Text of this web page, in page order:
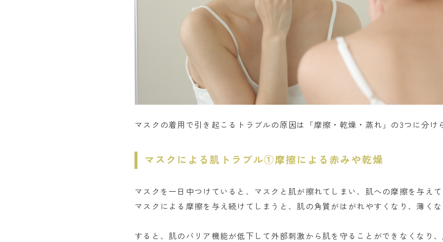
マスクの着用で引き起こるトラブルの原因は「摩擦・乾燥・蒸れ」の3つに分け
マスクによる肌トラブル①摩擦による赤みや乾燥
マスクを一日中つけていると、マスクと肌が擦れてしまい、肌への摩擦を与え
マスクによる摩擦を与え続けてしまうと、肌の角質がはがれやすくなり、薄く
すると、肌のバリア機能が低下して外部刺激から肌を守ることができなくなり